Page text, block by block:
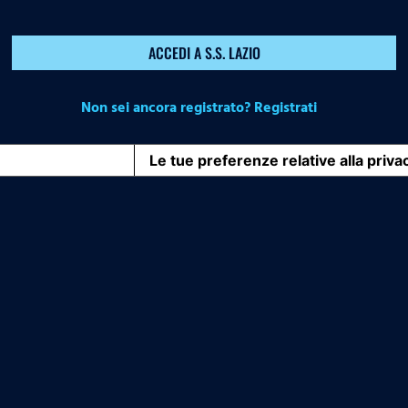
ACCEDI A S.S. LAZIO
Non sei ancora registrato? Registrati
Le tue preferenze relative alla